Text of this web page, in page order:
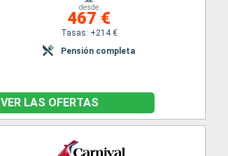
desde
467 €
Tasas: +214 €
Pensión completa
VER LAS OFERTAS